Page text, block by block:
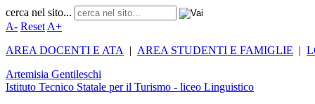
cerca nel sito...
A- Reset A+
AREA DOCENTI E ATA
| AREA STUDENTI E FAMIGLIE |
Artemisia Gentileschi
Istituto Tecnico Statale per il Turismo - liceo Linguistico